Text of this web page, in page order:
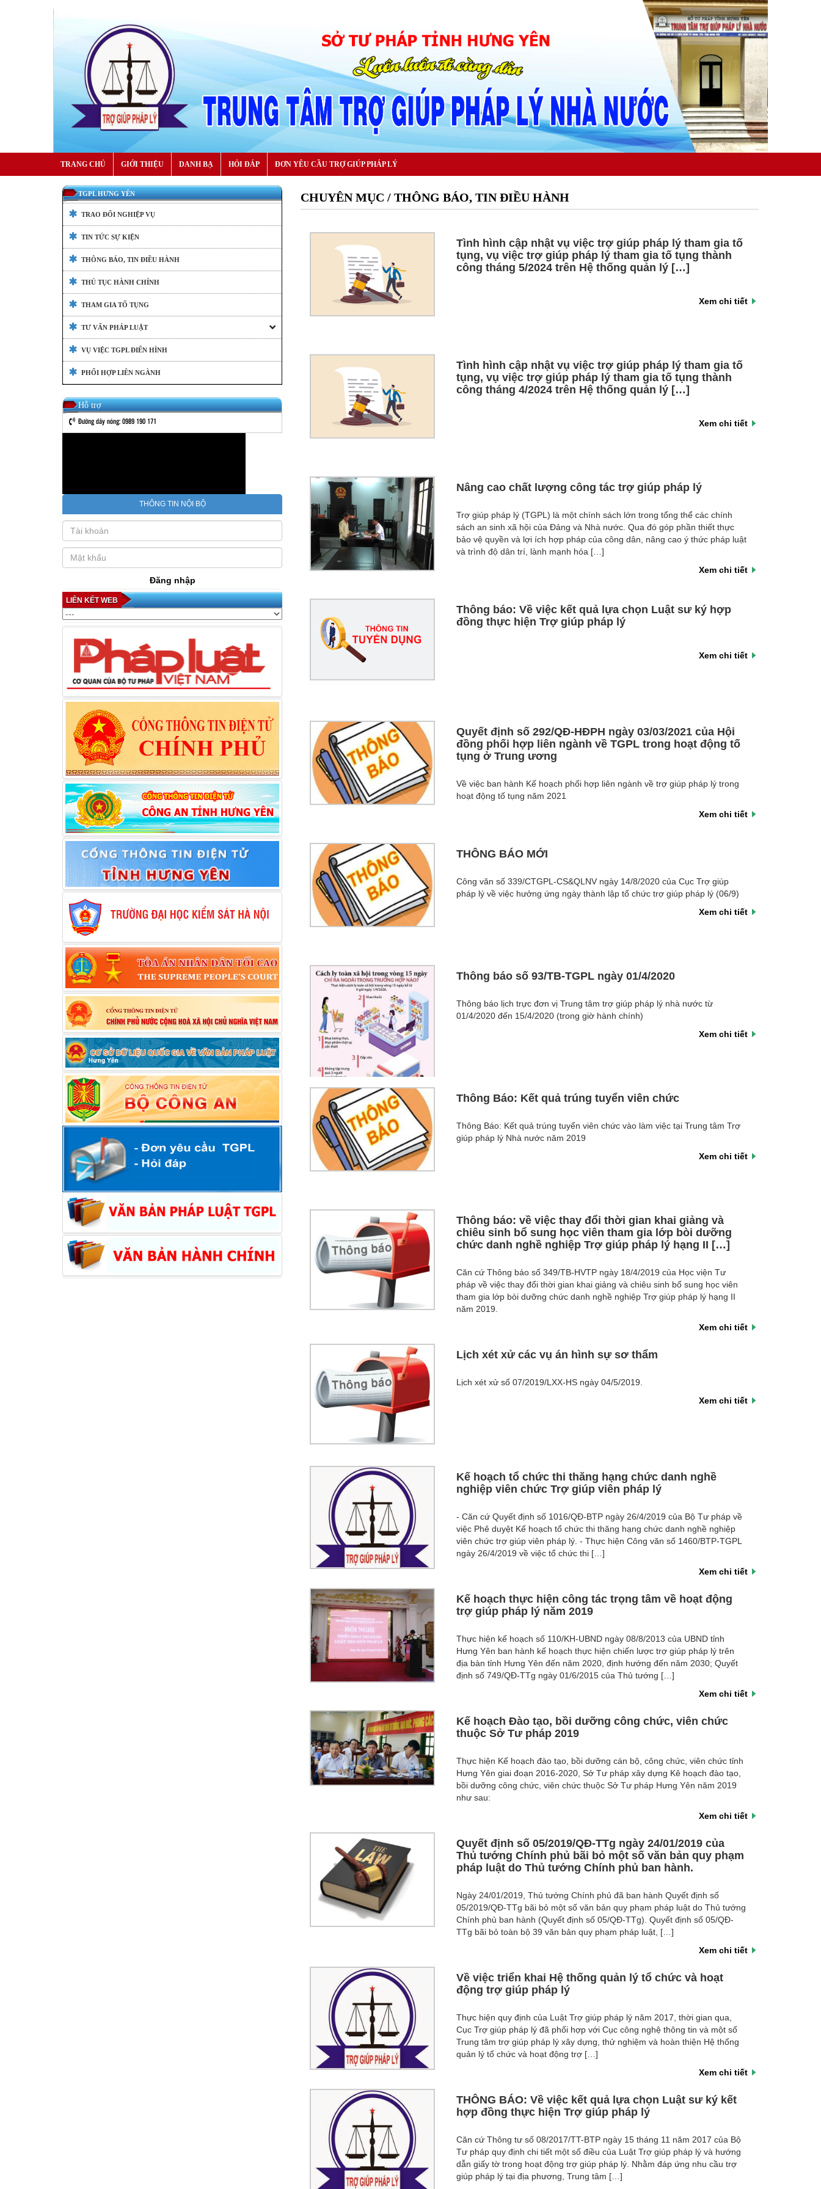
TRANG CHỦ GIỚI THIỆU DANH BẠ HỎI ĐÁP ĐƠN YÊU CẦU TRỢ GIÚP PHÁP LÝ
TGPL HƯNG YÊN
TRAO ĐỔI NGHIỆP VỤ
TIN TỨC SỰ KIỆN
THÔNG BÁO, TIN ĐIỀU HÀNH
THỦ TỤC HÀNH CHÍNH
THAM GIA TỐ TỤNG
TƯ VẤN PHÁP LUẬT
VỤ VIỆC TGPL ĐIỂN HÌNH
PHỐI HỢP LIÊN NGÀNH
Hỗ trợ
Đường dây nóng: 0989 190 171
THÔNG TIN NỘI BỘ
Đăng nhập
LIÊN KẾT WEB
CHUYÊN MỤC / THÔNG BÁO, TIN ĐIỀU HÀNH
Tình hình cập nhật vụ việc trợ giúp pháp lý tham gia tố
tụng, vụ việc trợ giúp pháp lý tham gia tố tụng thành
công tháng 5/2024 trên Hệ thống quản lý […]
Xem chi tiết
Tình hình cập nhật vụ việc trợ giúp pháp lý tham gia tố
tụng, vụ việc trợ giúp pháp lý tham gia tố tụng thành
công tháng 4/2024 trên Hệ thống quản lý […]
Xem chi tiết
Nâng cao chất lượng công tác trợ giúp pháp lý
Trợ giúp pháp lý (TGPL) là một chính sách lớn trong tổng thể các chính
sách an sinh xã hội của Đảng và Nhà nước. Qua đó góp phần thiết thực
bảo vệ quyền và lợi ích hợp pháp của công dân, nâng cao ý thức pháp luật
và trình độ dân trí, lành mạnh hóa […]
Xem chi tiết
Thông báo: Về việc kết quả lựa chọn Luật sư ký hợp
đồng thực hiện Trợ giúp pháp lý
Xem chi tiết
Quyết định số 292/QĐ-HĐPH ngày 03/03/2021 của Hội
đồng phối hợp liên ngành về TGPL trong hoạt động tố
tụng ở Trung ương
Về việc ban hành Kế hoạch phối hợp liên ngành về trợ giúp pháp lý trong
hoạt động tố tụng năm 2021
Xem chi tiết
THÔNG BÁO MỚI
Công văn số 339/CTGPL-CS&QLNV ngày 14/8/2020 của Cục Trợ giúp
pháp lý về việc hưởng ứng ngày thành lập tổ chức trợ giúp pháp lý (06/9)
Xem chi tiết
Thông báo số 93/TB-TGPL ngày 01/4/2020
Thông báo lịch trực đơn vị Trung tâm trợ giúp pháp lý nhà nước từ
01/4/2020 đến 15/4/2020 (trong giờ hành chính)
Xem chi tiết
Thông Báo: Kết quả trúng tuyển viên chức
Thông Báo: Kết quả trúng tuyển viên chức vào làm việc tại Trung tâm Trợ
giúp pháp lý Nhà nước năm 2019
Xem chi tiết
Thông báo: về việc thay đổi thời gian khai giảng và
chiêu sinh bổ sung học viên tham gia lớp bòi dưỡng
chức danh nghề nghiệp Trợ giúp pháp lý hạng II […]
Căn cứ Thông báo số 349/TB-HVTP ngày 18/4/2019 của Học viện Tư
pháp về việc thay đổi thời gian khai giảng và chiêu sinh bổ sung học viên
tham gia lớp bòi dưỡng chức danh nghề nghiệp Trợ giúp pháp lý hạng II
năm 2019.
Xem chi tiết
Lịch xét xử các vụ án hình sự sơ thẩm
Lịch xét xử số 07/2019/LXX-HS ngày 04/5/2019.
Xem chi tiết
Kế hoạch tổ chức thi thăng hạng chức danh nghề
nghiệp viên chức Trợ giúp viên pháp lý
- Căn cứ Quyết định số 1016/QĐ-BTP ngày 26/4/2019 của Bộ Tư pháp về
việc Phê duyệt Kế hoạch tổ chức thi thăng hạng chức danh nghề nghiệp
viên chức trợ giúp viên pháp lý. - Thực hiện Công văn số 1460/BTP-TGPL
ngày 26/4/2019 về việc tổ chức thi […]
Xem chi tiết
Kế hoạch thực hiện công tác trọng tâm về hoạt động
trợ giúp pháp lý năm 2019
Thực hiện kế hoạch số 110/KH-UBND ngày 08/8/2013 của UBND tỉnh
Hưng Yên ban hành kế hoạch thực hiện chiến lược trợ giúp pháp lý trên
địa bàn tỉnh Hưng Yên đến năm 2020, định hướng đến năm 2030; Quyết
định số 749/QĐ-TTg ngày 01/6/2015 của Thủ tướng […]
Xem chi tiết
Kế hoạch Đào tạo, bồi dưỡng công chức, viên chức
thuộc Sở Tư pháp 2019
Thực hiện Kế hoạch đào tạo, bồi dưỡng cán bộ, công chức, viên chức tỉnh
Hưng Yên giai đoạn 2016-2020, Sở Tư pháp xây dựng Kê hoạch đào tạo,
bồi dưỡng công chức, viên chức thuộc Sở Tư pháp Hưng Yên năm 2019
như sau:
Xem chi tiết
Quyết định số 05/2019/QĐ-TTg ngày 24/01/2019 của
Thủ tướng Chính phủ bãi bỏ một số văn bản quy phạm
pháp luật do Thủ tướng Chính phủ ban hành.
Ngày 24/01/2019, Thủ tướng Chính phủ đã ban hành Quyết định số
05/2019/QĐ-TTg bãi bỏ một số văn bản quy phạm pháp luật do Thủ tướng
Chính phủ ban hành (Quyết định số 05/QĐ-TTg). Quyết định số 05/QĐ-
TTg bãi bỏ toàn bộ 39 văn bản quy phạm pháp luật, […]
Xem chi tiết
Về việc triển khai Hệ thống quản lý tổ chức và hoạt
động trợ giúp pháp lý
Thực hiện quy định của Luật Trợ giúp pháp lý năm 2017, thời gian qua,
Cục Trợ giúp pháp lý đã phối hợp với Cục công nghệ thông tin và một số
Trung tâm trợ giúp pháp lý xây dựng, thử nghiệm và hoàn thiện Hệ thống
quản lý tổ chức và hoạt động trợ […]
Xem chi tiết
THÔNG BÁO: Về việc kết quả lựa chọn Luật sư ký kết
hợp đồng thực hiện Trợ giúp pháp lý
Căn cứ Thông tư số 08/2017/TT-BTP ngày 15 tháng 11 năm 2017 của Bộ
Tư pháp quy định chi tiết một số điều của Luật Trợ giúp pháp lý và hướng
dẫn giấy tờ trong hoạt động trợ giúp pháp lý. Nhằm đáp ứng nhu cầu trợ
giúp pháp lý tại địa phương, Trung tâm […]